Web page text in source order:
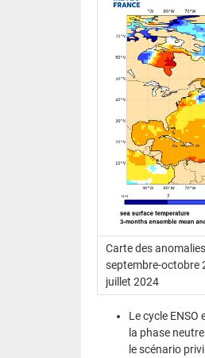
Carte des
septembre-octobre
juillet 2024
Le cycle
la phase
le scénario